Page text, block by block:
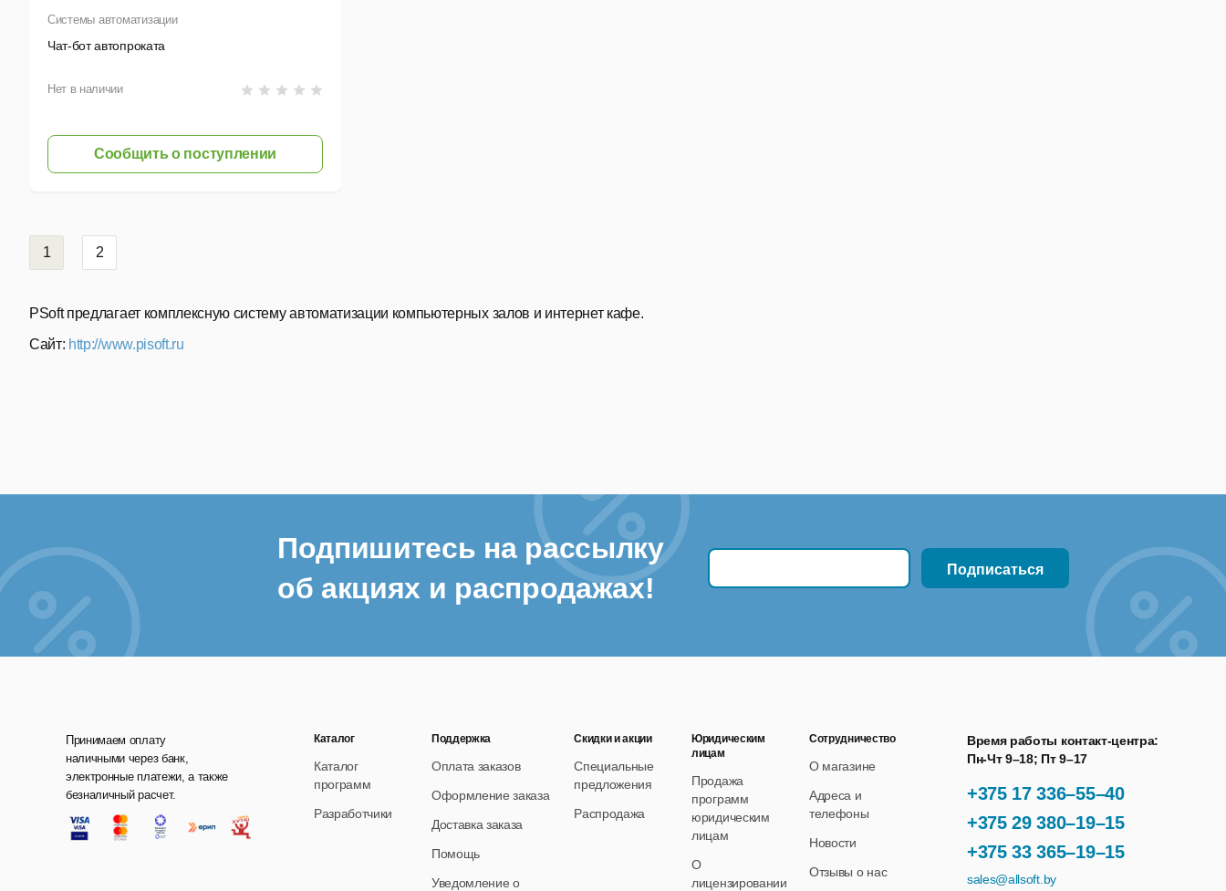
Системы автоматизации
Чат-бот автопроката
Нет в наличии
Сообщить о поступлении
1 2
PSoft предлагает комплексную систему автоматизации компьютерных залов и интернет кафе.
Сайт: http://www.pisoft.ru
Подпишитесь на рассылку
об акциях и распродажах!
Принимаем оплату
наличными через банк,
электронные платежи, а также
безналичный расчет.
+375 17 336–55–40
+375 29 380–19–15
+375 33 365–19–15
Время работы контакт-центра:
Пн-Чт 9–18; Пт 9–17
sales@allsoft.by
Каталог
Каталог
программ
Разработчики
Поддержка
Оплата заказов
Оформление заказа
Доставка заказа
Помощь
Уведомление о
Скидки и акции
Специальные
предложения
Распродажа
Юридическим
лицам
Продажа
программ
юридическим
лицам
О
лицензировании
Сотрудничество
О магазине
Адреса и
телефоны
Новости
Отзывы о нас